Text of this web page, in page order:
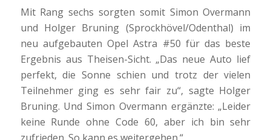
Mit Rang sechs sorgten somit Simon Overmann
und Holger Bruning (Sprockhövel/Odenthal) im
neu aufgebauten Opel Astra #50 für das beste
Ergebnis aus Theisen-Sicht. „Das neue Auto lief
perfekt, die Sonne schien und trotz der vielen
Teilnehmer ging es sehr fair zu“, sagte Holger
Bruning. Und Simon Overmann ergänzte: „Leider
keine Runde ohne Code 60, aber ich bin sehr